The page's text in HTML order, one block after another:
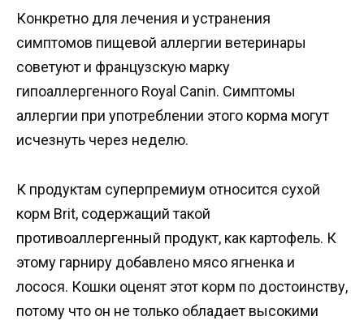
Конкретно для лечения и устранения
симптомов пищевой аллергии ветеринары
советуют и французскую марку
гипоаллергенного Royal Canin. Симптомы
аллергии при употреблении этого корма могут
исчезнуть через неделю.
К продуктам суперпремиум относится сухой
корм Brit, содержащий такой
противоаллергенный продукт, как картофель. К
этому гарниру добавлено мясо ягненка и
лосося. Кошки оценят этот корм по достоинству,
потому что он не только обладает высокими